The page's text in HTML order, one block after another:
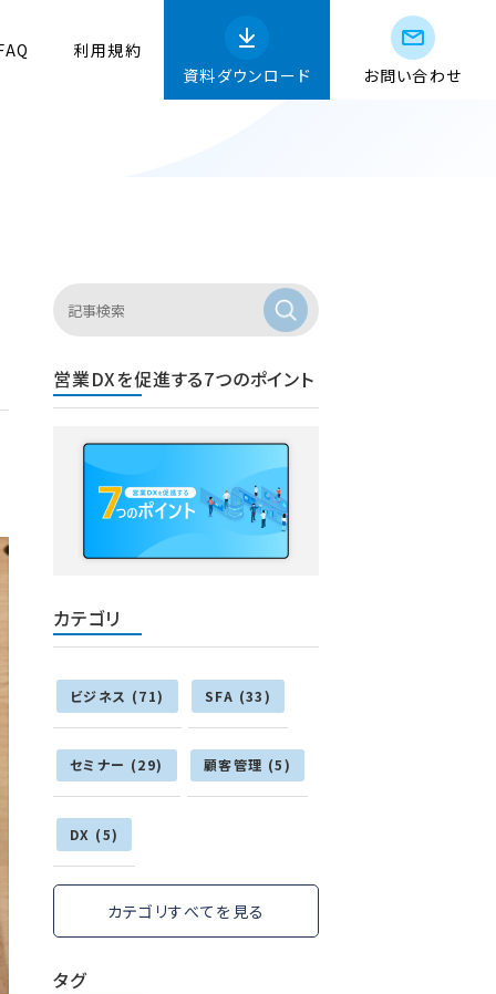
利用規約
資料ダウンロード
お問い合わせ
営業DXを促進する7つのポイント
カテゴリ
ビジネス (71) SFA (33)
セミナー (29) 顧客管理 (5)
DX (5)
カテゴリすべてを見る
タグ